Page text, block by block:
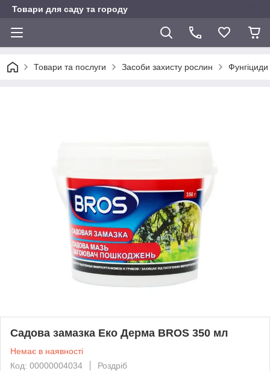
Товари для саду та городу
Товари та послуги Засоби захисту рослин Фунгіциди
Садова замазка Еко Дерма BROS 350 мл
Немає в наявності
Код: 00000004034
Роздріб